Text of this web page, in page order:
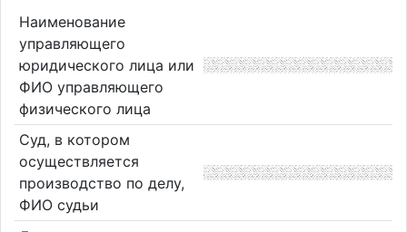
Наименование
управляющего
юридического лица или
ФИО управляющего
физического лица
Суд, в котором
осуществляется
производство по делу,
ФИО судьи